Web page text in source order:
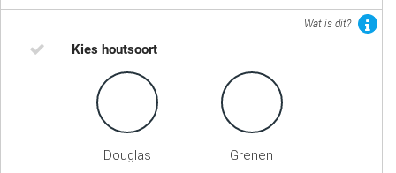
Wat is dit?
Kies houtsoort
Douglas
Grenen